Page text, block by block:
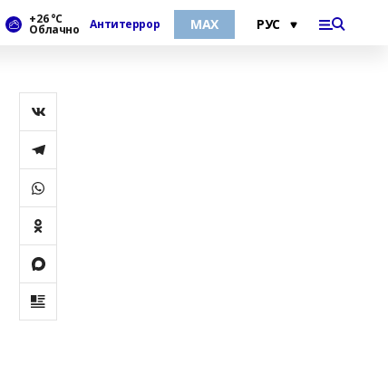
+26 °С
Облачно Антитеррор МАХ